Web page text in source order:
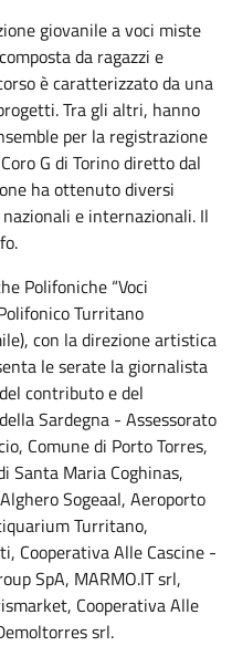
giovanile a voci miste
da ragazzi e
è caratterizzato da una
Tra gli altri, hanno
per la registrazione
G di Torino diretto dal
ha ottenuto diversi
e internazionali. Il
Polifoniche “Voci
Turritano
con la direzione artistica
le serate la giornalista
contributo e del
Sardegna - Assessorato
Comune di Porto Torres,
Santa Maria Coghinas,
Sogeaal, Aeroporto
Turritano,
Cooperativa Alle Cascine -
SpA, MARMO.IT srl,
Cooperativa Alle
srl.